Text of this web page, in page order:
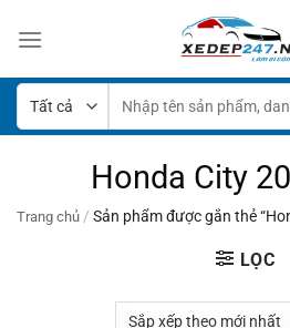
qua
dung
kiếm:
Honda City
Trang chủ / Sản phẩm được gắn thẻ
LỌC